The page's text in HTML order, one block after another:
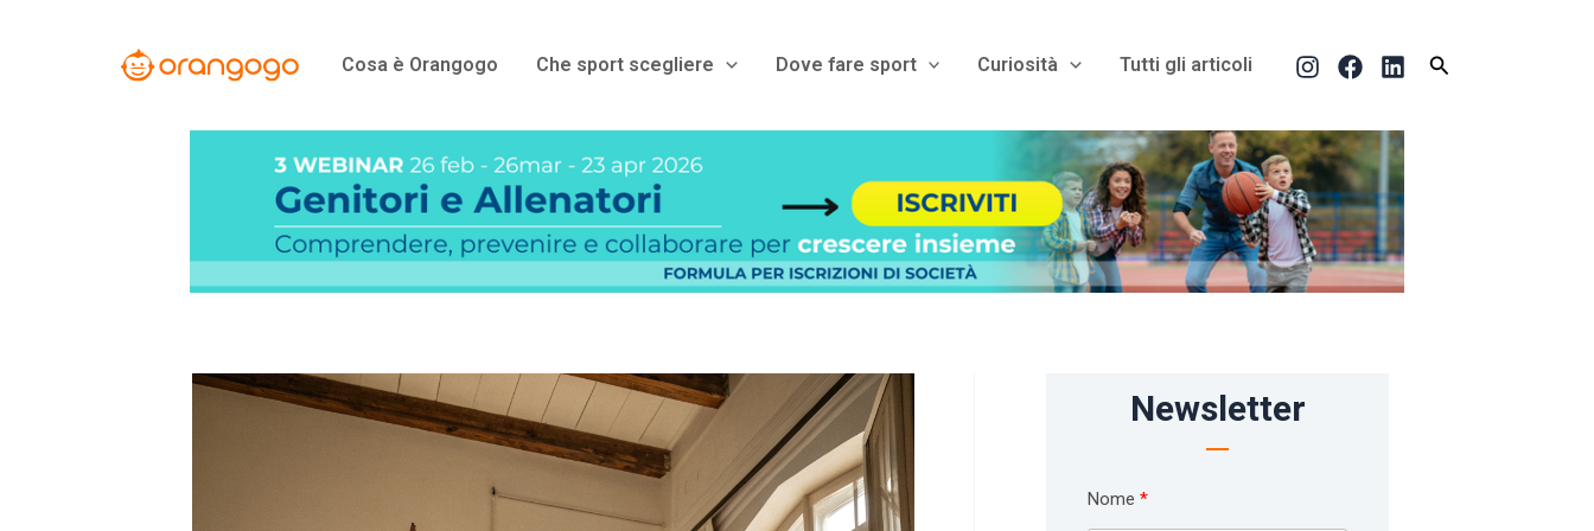
Cosa è Orangogo Che sport scegliere Dove fare sport Curiosità Tutti gli articoli Cerca
Newsletter
Nome